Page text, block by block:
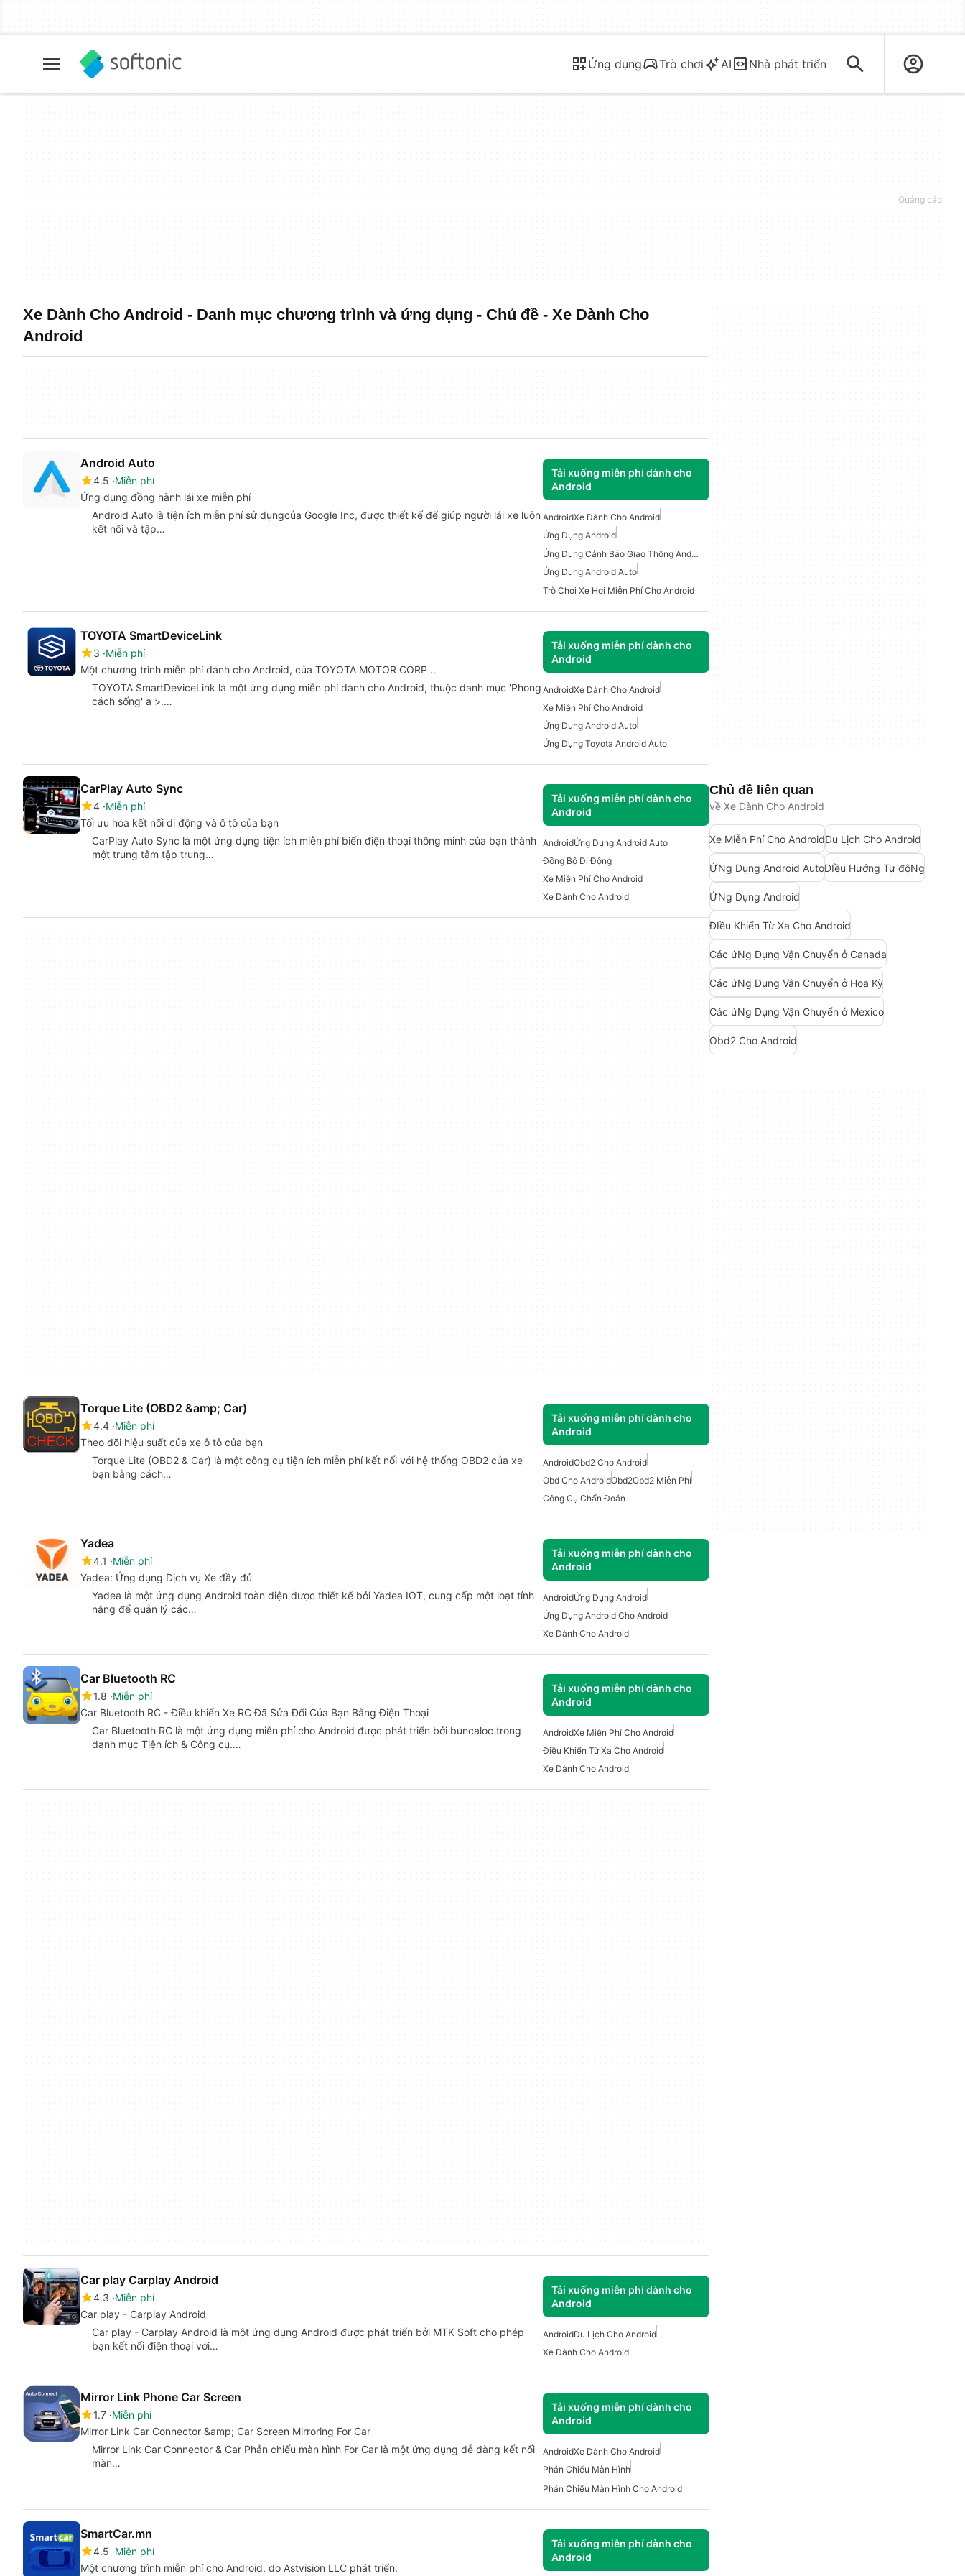
Ứng dụng Trò chơi AI Nhà phát triển
Xe Dành Cho Android - Danh mục chương trình và ứng dụng - Chủ đề - Xe Dành Cho
Android
Android Auto
4.5 Miễn phí
Ứng dụng đồng hành lái xe miễn phí
Tải xuống miễn phí dành cho
Android
Android Auto là tiện ích miễn phí sử dụngcủa Google Inc, được thiết kế để giúp người lái xe luôn
kết nối và tập…
AndroidXe Dành Cho Android
Ứng Dụng Android
Ứng Dụng Cảnh Báo Giao Thông Android
Ứng Dụng Android Auto
Trò Chơi Xe Hơi Miễn Phí Cho Android
TOYOTA SmartDeviceLink
3 Miễn phí
Một chương trình miễn phí dành cho Android, của TOYOTA MOTOR CORP ..
Tải xuống miễn phí dành cho
Android
TOYOTA SmartDeviceLink là một ứng dụng miễn phí dành cho Android, thuộc danh mục 'Phong
cách sống' a >.…
AndroidXe Dành Cho Android
Xe Miễn Phí Cho Android
Ứng Dụng Android Auto
Ứng Dụng Toyota Android Auto
CarPlay Auto Sync
4 Miễn phí
Tối ưu hóa kết nối di động và ô tô của bạn
Tải xuống miễn phí dành cho
Android
CarPlay Auto Sync là một ứng dụng tiện ích miễn phí biến điện thoại thông minh của bạn thành
một trung tâm tập trung…
AndroidỨng Dụng Android Auto
Đồng Bộ Di Động
Xe Miễn Phí Cho Android
Xe Dành Cho Android
Torque Lite (OBD2 &amp; Car)
4.4 Miễn phí
Theo dõi hiệu suất của xe ô tô của bạn
Tải xuống miễn phí dành cho
Android
Torque Lite (OBD2 & Car) là một công cụ tiện ích miễn phí kết nối với hệ thống OBD2 của xe
bạn bằng cách…
AndroidObd2 Cho Android
Obd Cho AndroidObd2Obd2 Miễn Phí
Công Cụ Chẩn Đoán
Yadea
4.1
Miễn phí
Yadea: Ứng dụng Dịch vụ Xe đầy đủ
Tải xuống miễn phí dành cho
Android
Yadea là một ứng dụng Android toàn diện được thiết kế bởi Yadea IOT, cung cấp một loạt tính
năng để quản lý các…
AndroidỨng Dụng Android
Ứng Dụng Android Cho Android
Xe Dành Cho Android
Car Bluetooth RC
1.8 Miễn phí
Car Bluetooth RC - Điều khiển Xe RC Đã Sửa Đổi Của Bạn Bằng Điện Thoại
Tải xuống miễn phí dành cho
Android
Car Bluetooth RC là một ứng dụng miễn phí cho Android được phát triển bởi buncaloc trong
danh mục Tiện ích & Công cụ.…
AndroidXe Miễn Phí Cho Android
Điều Khiển Từ Xa Cho Android
Xe Dành Cho Android
Car play Carplay Android
4.3 Miễn phí
Car play - Carplay Android
Tải xuống miễn phí dành cho
Android
Car play - Carplay Android là một ứng dụng Android được phát triển bởi MTK Soft cho phép
bạn kết nối điện thoại với…
AndroidDu Lịch Cho Android
Xe Dành Cho Android
Mirror Link Phone Car Screen
1.7 Miễn phí
Mirror Link Car Connector &amp; Car Screen Mirroring For Car
Tải xuống miễn phí dành cho
Android
Mirror Link Car Connector & Car Phản chiếu màn hình For Car là một ứng dụng dễ dàng kết nối
màn…
AndroidXe Dành Cho Android
Phản Chiếu Màn Hình
Phản Chiếu Màn Hình Cho Android
SmartCar.mn
4.5 Miễn phí
Một chương trình miễn phí cho Android, do Astvision LLC phát triển.
Tải xuống miễn phí dành cho
Android
Chủ đề liên quan
về Xe Dành Cho Android
Xe Miễn Phí Cho AndroidDu Lịch Cho Android
ỨNg Dụng Android AutoĐIều Hướng Tự độNg
ỨNg Dụng Android
ĐIều Khiển Từ Xa Cho Android
Các ứNg Dụng Vận Chuyển ở Canada
Các ứNg Dụng Vận Chuyển ở Hoa Kỳ
Các ứNg Dụng Vận Chuyển ở Mexico
Obd2 Cho Android